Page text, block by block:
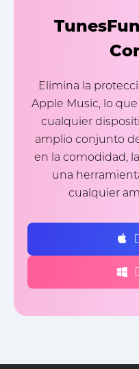
Elimina la
Apple Music, lo
cualquier
amplio conjunto
en la comodidad,
una
cualquier